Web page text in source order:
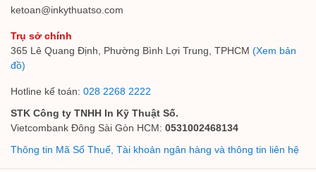
ketoan@inkythuatso.com
Trụ sở chính
365 Lê Quang Định, Phường Bình Lợi Trung, TPHCM (Xem bản
đồ)
Hotline kế toán: 028 2268 2222
STK Công ty TNHH In Kỹ Thuật Số.
Vietcombank Đông Sài Gòn HCM: 0531002468134
Thông tin Mã Số Thuế, Tài khoản ngân hàng và thông tin liên hệ